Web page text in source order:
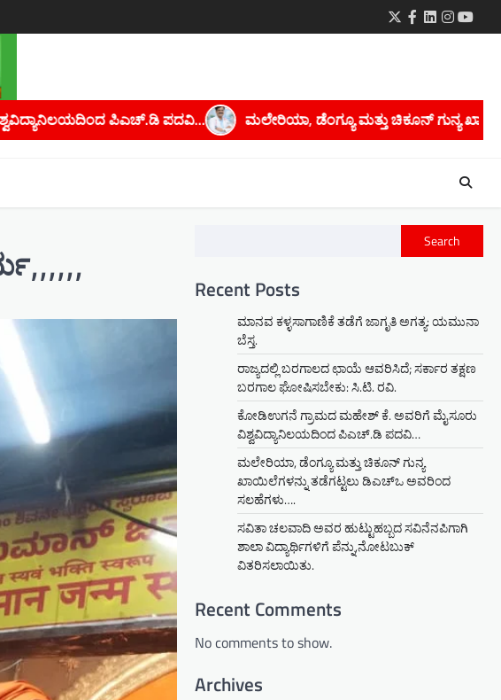
Twitter
Facebook
LinkedIn
ಡೆಂಗ್ಯೂ ಮತ್ತು ಚಿಕೂನ್ ಗುನ್ಯ ಖಾಯಿಲೆಗಳನ್ನು ತಡೆಗಟ್ಟಲು ಡಿಎಚ್‌ಒ ಅವರಿಂದ ಸಲಹೆಗಳು….
Search
Recent Posts
ಮಾನವ ಕಳ್ಳಸಾಗಾಣಿಕೆ ತಡೆಗೆ ಜಾಗೃತಿ ಅಗತ್ಯ: ಯಮುನಾ
ಬೆಸ್ತ.
ರಾಜ್ಯದಲ್ಲಿ ಬರಗಾಲದ ಛಾಯೆ ಆವರಿಸಿದೆ; ಸರ್ಕಾರ ತಕ್ಷಣ
ಬರಗಾಲ ಘೋಷಿಸಬೇಕು: ಸಿ.ಟಿ. ರವಿ.
ಕೋಡಿಉಗನೆ ಗ್ರಾಮದ ಮಹೇಶ್ ಕೆ. ಅವರಿಗೆ ಮೈಸೂರು
ವಿಶ್ವವಿದ್ಯಾನಿಲಯದಿಂದ ಪಿಎಚ್.ಡಿ ಪದವಿ…
ಮಲೇರಿಯಾ, ಡೆಂಗ್ಯೂ ಮತ್ತು ಚಿಕೂನ್ ಗುನ್ಯ
ಖಾಯಿಲೆಗಳನ್ನು ತಡೆಗಟ್ಟಲು ಡಿಎಚ್‌ಒ ಅವರಿಂದ
ಸಲಹೆಗಳು….
ಸವಿತಾ ಚಲವಾದಿ ಅವರ ಹುಟ್ಟುಹಬ್ಬದ ಸವಿನೆನಪಿಗಾಗಿ
ಶಾಲಾ ವಿದ್ಯಾರ್ಥಿಗಳಿಗೆ ಪೆನ್ನು,ನೋಟಬುಕ್
ವಿತರಿಸಲಾಯಿತು.
Recent Comments
No comments to show.
Archives